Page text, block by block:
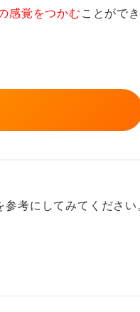
感覚をつかむ ことができ
考にしてみてください